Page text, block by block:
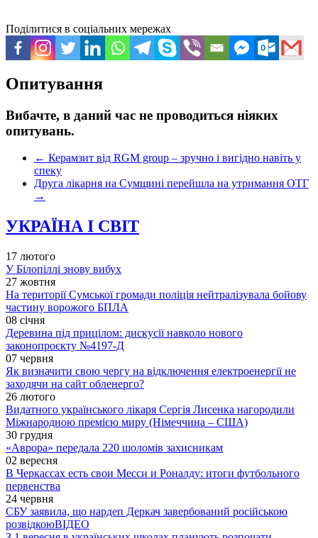
Поділитися в соціальних мережах
Опитування
Вибачте, в даний час не проводиться ніяких
опитувань.
← Керамзит від RGM group – зручно і вигідно навіть у
спеку
Друга лікарня на Сумщині перейшла на утримання ОТГ
→
УКРАЇНА І СВІТ
17 лютого
У Білопіллі знову вибух
27 жовтня
На території Сумської громади поліція нейтралізувала бойову
частину ворожого БПЛА
08 січня
Деревина під прицілом: дискусії навколо нового
законопроєкту №4197-Д
07 червня
Як визначити свою чергу на відключення електроенергії не
заходячи на сайт обленерго?
26 лютого
Видатного українського лікаря Сергія Лисенка нагородили
Міжнародною премією миру (Німеччина – США)
30 грудня
«Аврора» передала 220 шоломів захисникам
02 вересня
В Черкассах есть свои Месси и Роналду: итоги футбольного
первенства
24 червня
СБУ заявила, що нардеп Деркач завербований російською
розвідкоюВІДЕО